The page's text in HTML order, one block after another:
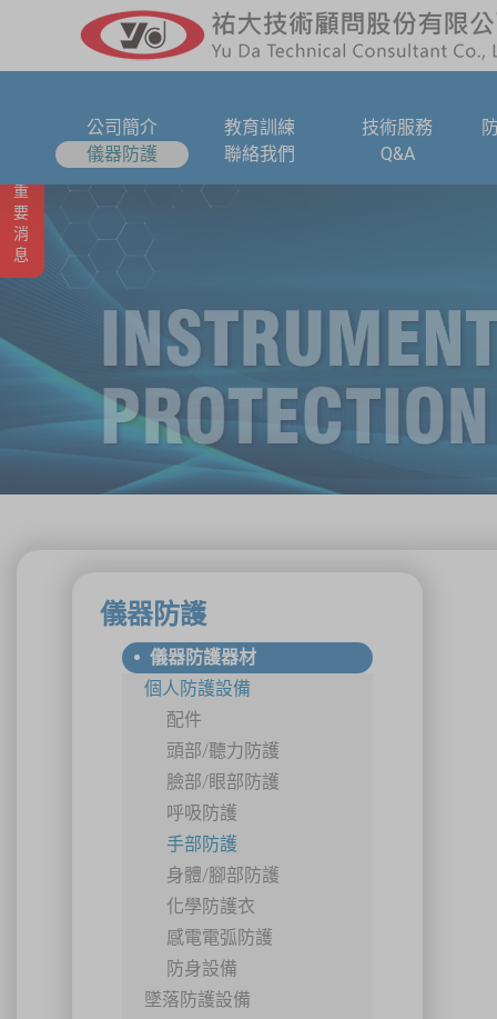
公司簡介 教育訓練 技術服務
儀器防護
聯絡我們 Q&A
重要消息
儀器防護
儀器防護器材
個人防護設備
配件
頭部/聽力防護
臉部/眼部防護
呼吸防護
手部防護
身體/腳部防護
化學防護衣
感電電弧防護
防身設備
墜落防護設備